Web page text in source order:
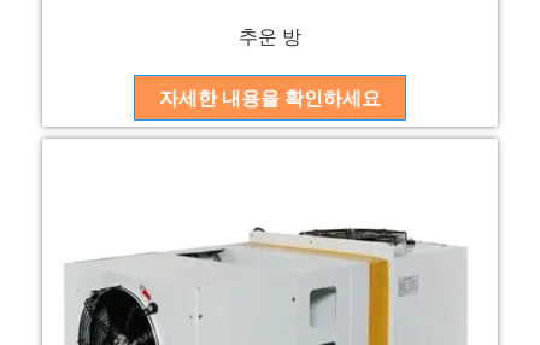
추운 방
자세한 내용을 확인하세요